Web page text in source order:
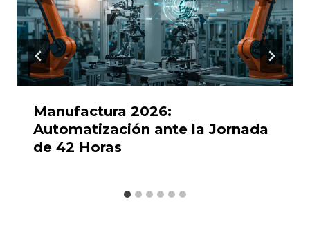
Manufactura 2026:
Automatización ante la Jornada
de 42 Horas